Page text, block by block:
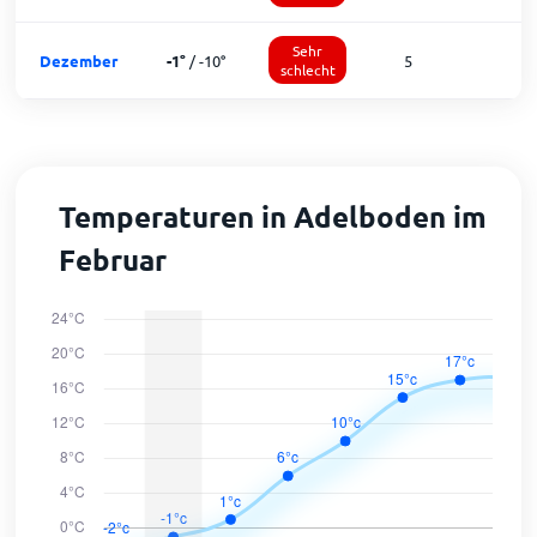
Dezember -1° /-10°
Sehr
schlecht
5
Temperaturen in Adelboden im
Februar